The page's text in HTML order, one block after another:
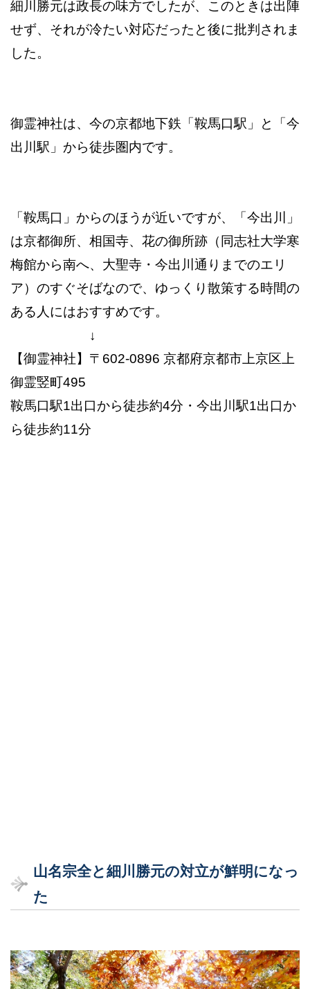
細川勝元は政長の味方でしたが、このときは出陣
せず、それが冷たい対応だったと後に批判されま
した。
御霊神社は、今の京都地下鉄「鞍馬口駅」と「今
出川駅」から徒歩圏内です。
「鞍馬口」からのほうが近いですが、「今出川」
は京都御所、相国寺、花の御所跡（同志社大学寒
梅館から南へ、大聖寺・今出川通りまでのエリ
ア）のすぐそばなので、ゆっくり散策する時間の
ある人にはおすすめです。
↓
【御霊神社】〒602-0896 京都府京都市上京区上
御霊竪町495
鞍馬口駅1出口から徒歩約4分・今出川駅1出口か
ら徒歩約11分
山名宗全と細川勝元の対立が鮮明になっ
た